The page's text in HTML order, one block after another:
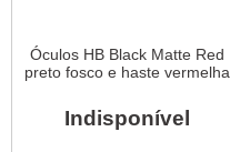
Óculos HB Black Matte Red
preto fosco e haste vermelha
Indisponível